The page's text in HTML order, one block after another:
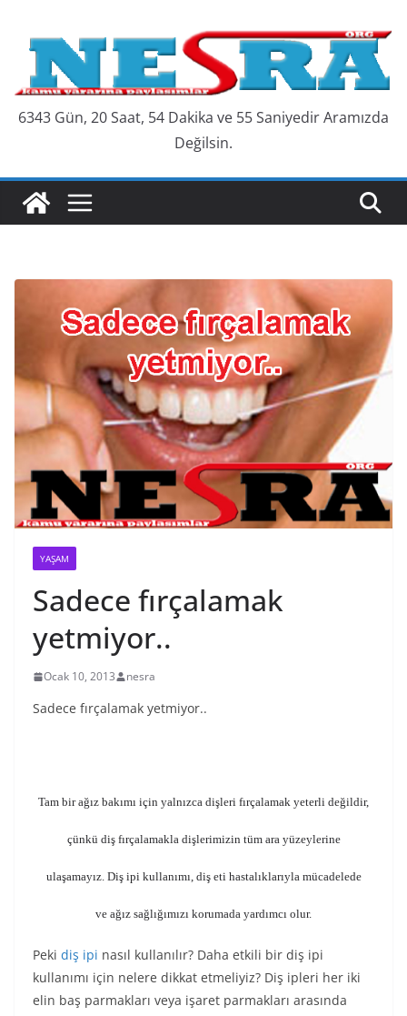
content
6343 Gün, 20 Saat, 54 Dakika ve 56 Saniyedir Aramızda
Değilsin.
YAŞAM
Sadece fırçalamak
yetmiyor..
Ocak 10, 2013 nesra
Sadece fırçalamak yetmiyor..
Tam bir ağız bakımı için yalnızca dişleri fırçalamak yeterli değildir,
çünkü diş fırçalamakla dişlerimizin tüm ara yüzeylerine
ulaşamayız. Diş ipi kullanımı, diş eti hastalıklarıyla mücadelede
ve ağız sağlığımızı korumada yardımcı olur.
Peki diş ipi nasıl kullanılır? Daha etkili bir diş ipi
kullanımı için nelere dikkat etmeliyiz? Diş ipleri her iki
elin baş parmakları veya işaret parmakları arasında